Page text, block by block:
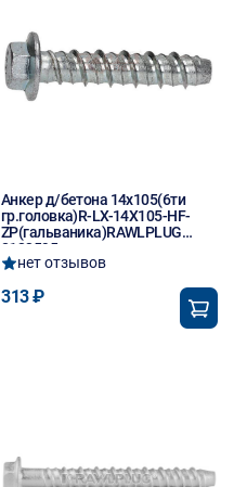
Анкер д/бетона 14х105(6ти
гр.головка)R-LX-14X105-HF-
ZP(гальваника)RAWLPLUG
8123595
нет отзывов
313 ₽